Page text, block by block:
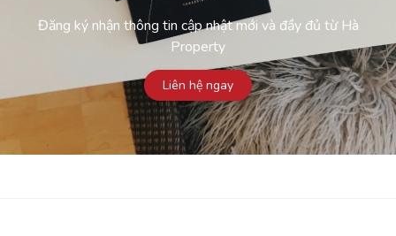
Đăng ký nhận thông tin cập nhật mới và đầy đủ từ Hà
Property
Liên hệ ngay